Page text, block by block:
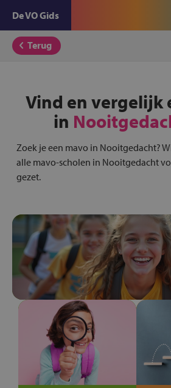
De VO Gids
Terug
Vind en vergelijk
in
Zoek je een mavo in Nooitgedacht?
alle mavo-scholen in Nooitgedacht
gezet.